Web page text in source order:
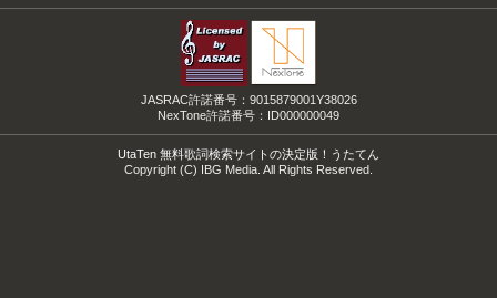
JASRAC許諾番号：9015879001Y38026
NexTone許諾番号：ID000000049
UtaTen 無料歌詞検索サイトの決定版！うたてん
Copyright (C) IBG Media. All Rights Reserved.